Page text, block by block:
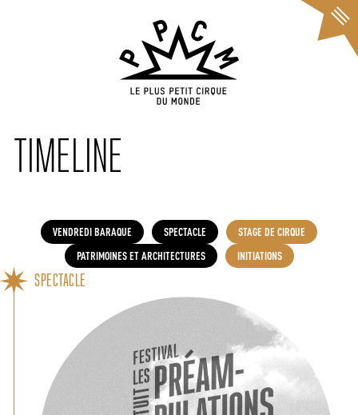
TIMELINE
VENDREDI BARAQUE SPECTACLE
STAGE DE CIRQUE
PATRIMOINES ET ARCHITECTURES
INITIATIONS
SPECTACLE